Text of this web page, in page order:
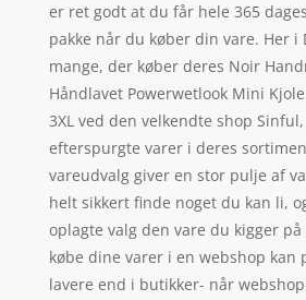
er ret godt at du får hele 365
pakke når du køber din vare. Her i
mange, der køber deres Noir
Håndlavet Powerwetlook Mini Kjole
3XL ved den velkendte shop
efterspurgte varer i deres
vareudvalg giver en stor pulje af
helt sikkert finde noget du kan li,
oplagte valg den vare du kigger
købe dine varer i en webshop kan
lavere end i butikker- når